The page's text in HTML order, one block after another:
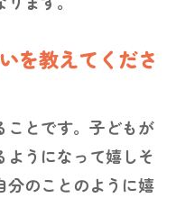
を教えてくださ
ことです。子どもが
うになって嬉しそ
分のことのように嬉